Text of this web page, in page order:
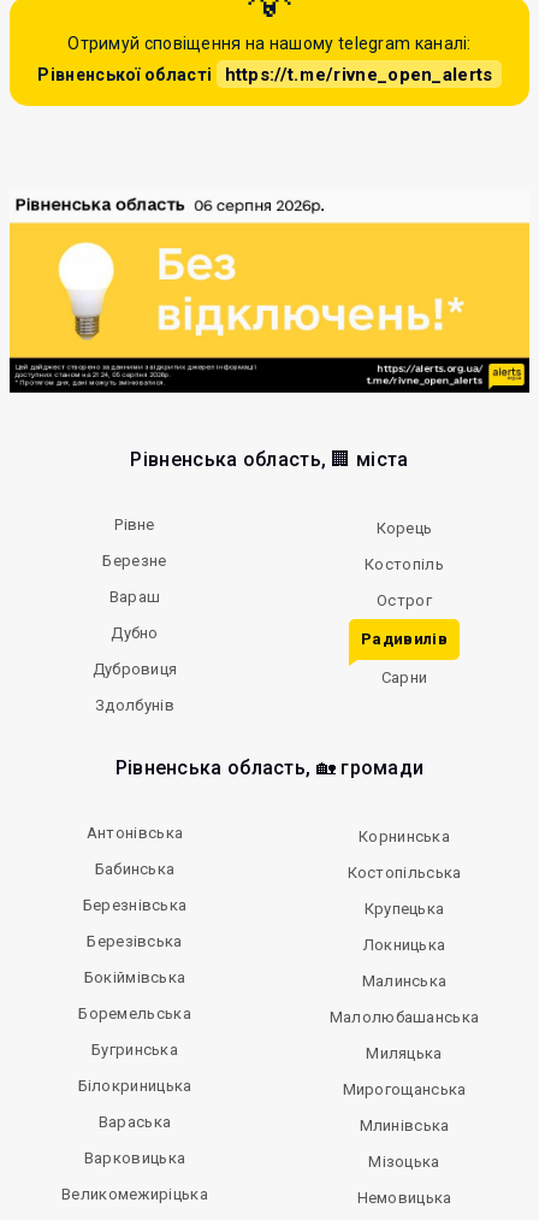
Отримуй сповіщення на нашому telegram каналі:
Рівненської області
https://t.me/rivne_open_alerts
Рівненська область, 🏢 міста
Рівне
Березне
Вараш
Дубно
Дубровиця
Здолбунів
Корець
Костопіль
Острог
Радивилів
Сарни
Рівненська область, 🏡 громади
Антонівська
Бабинська
Березнівська
Березівська
Бокіймівська
Боремельська
Бугринська
Білокриницька
Вараська
Варковицька
Великомежиріцька
Корнинська
Костопільська
Крупецька
Локницька
Малинська
Малолюбашанська
Миляцька
Мирогощанська
Млинівська
Мізоцька
Немовицька